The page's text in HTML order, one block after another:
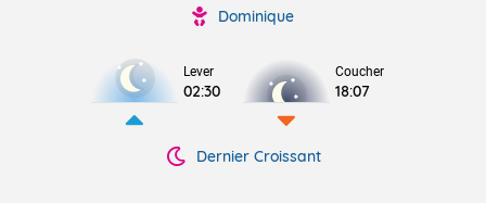
Dominique
Lever
02:30
Coucher
18:07
Dernier Croissant